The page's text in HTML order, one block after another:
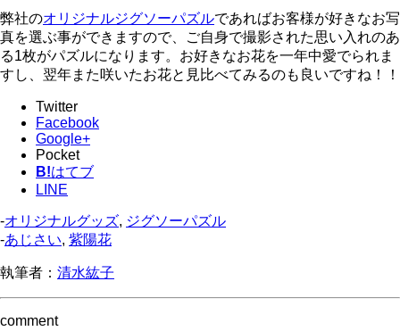
弊社のオリジナルジグソーパズルであればお客様が好きなお写
真を選ぶ事ができますので、ご自身で撮影された思い入れのあ
る1枚がパズルになります。お好きなお花を一年中愛でられま
すし、翌年また咲いたお花と見比べてみるのも良いですね！！
Twitter
Facebook
Google+
Pocket
B!はてブ
LINE
-オリジナルグッズ, ジグソーパズル
-あじさい, 紫陽花
執筆者： 清水紘子
comment